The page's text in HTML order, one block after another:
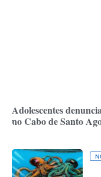
Adolescentes
no Cabo de Santo